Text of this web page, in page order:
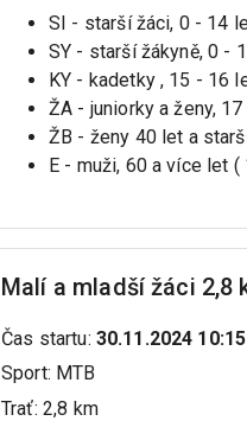
SI - starší žáci, 0 - 14
SY - starší žákyně, 0 -
KY - kadetky , 15 - 16
ŽA - juniorky a ženy,
ŽB - ženy 40 let a
E - muži, 60 a více let
Malí a mladší žáci 2,8
Čas startu: 30.11.2024 10:15
Sport: MTB
Trať: 2,8 km